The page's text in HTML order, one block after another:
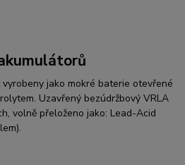
jako mokré baterie otevřené
Uzavřený bezúdržbový VRLA
volně přeloženo jako: Lead-Acid